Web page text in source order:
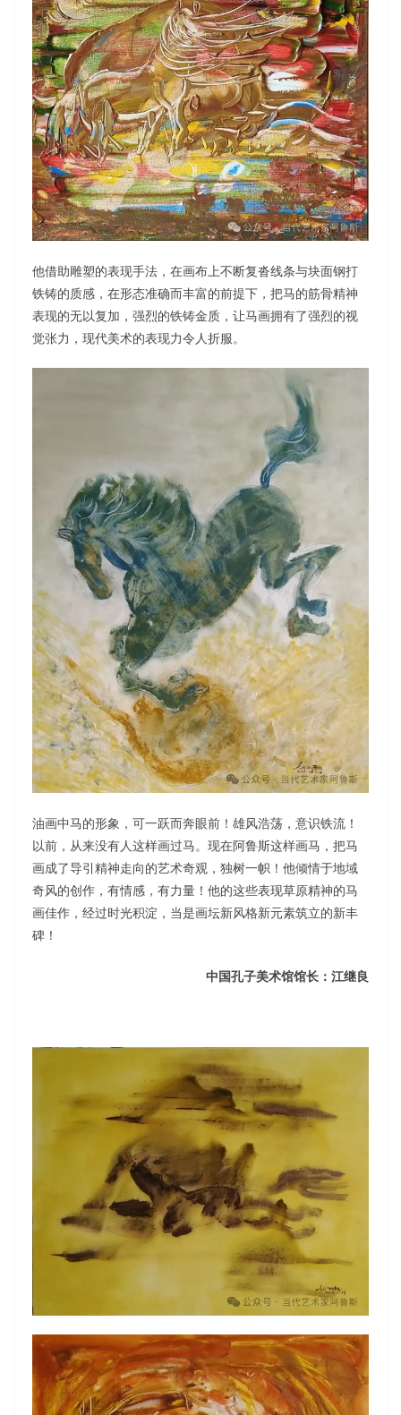
他借助雕塑的表现手法，在画布上不断复沓线条与块面钢打
铁铸的质感，在形态准确而丰富的前提下，把马的筋骨精神
表现的无以复加，强烈的铁铸金质，让马画拥有了强烈的视
觉张力，现代美术的表现力令人折服。
油画中马的形象，可一跃而奔眼前！雄风浩荡，意识铁流！
以前，从来没有人这样画过马。现在阿鲁斯这样画马，把马
画成了导引精神走向的艺术奇观，独树一帜！他倾情于地域
奇风的创作，有情感，有力量！他的这些表现草原精神的马
画佳作，经过时光积淀，当是画坛新风格新元素筑立的新丰
碑！
中国孔子美术馆馆长：江继良